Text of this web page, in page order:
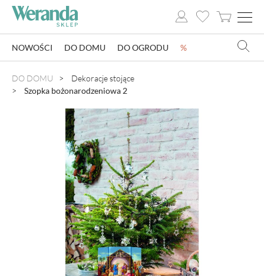
DO DOMU
DO OGRODU
SZKLARNIE OGRODOWE
OZDOBY ŚWIĄTECZNE
POMYSŁ NA PREZENT
NOWOŚCI DO DOMU DO OGRODU %
DO DOMU
Dekoracje stojące
Szopka bożonarodzeniowa 2